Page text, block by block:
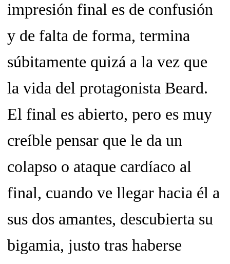
impresión final es de confusión
y de falta de forma, termina
súbitamente quizá a la vez que
la vida del protagonista Beard.
El final es abierto, pero es muy
creíble pensar que le da un
colapso o ataque cardíaco al
final, cuando ve llegar hacia él a
sus dos amantes, descubierta su
bigamia, justo tras haberse